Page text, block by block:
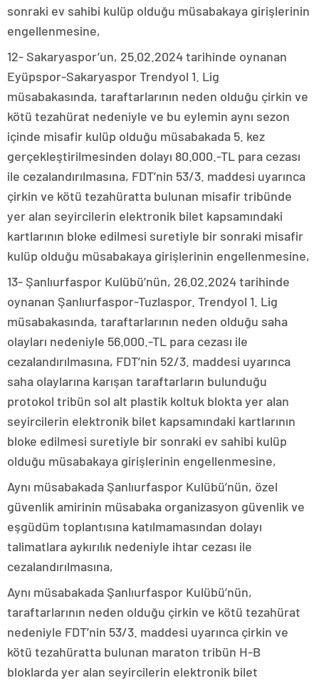
sonraki ev sahibi kulüp olduğu müsabakaya girişlerinin
engellenmesine,
12- Sakaryaspor’un, 25.02.2024 tarihinde oynanan
Eyüpspor-Sakaryaspor Trendyol 1. Lig
müsabakasında, taraftarlarının neden olduğu çirkin ve
kötü tezahürat nedeniyle ve bu eylemin aynı sezon
içinde misafir kulüp olduğu müsabakada 5. kez
gerçekleştirilmesinden dolayı 80.000.-TL para cezası
ile cezalandırılmasına, FDT’nin 53/3. maddesi uyarınca
çirkin ve kötü tezahüratta bulunan misafir tribünde
yer alan seyircilerin elektronik bilet kapsamındaki
kartlarının bloke edilmesi suretiyle bir sonraki misafir
kulüp olduğu müsabakaya girişlerinin engellenmesine,
13- Şanlıurfaspor Kulübü’nün, 26.02.2024 tarihinde
oynanan Şanlıurfaspor-Tuzlaspor. Trendyol 1. Lig
müsabakasında, taraftarlarının neden olduğu saha
olayları nedeniyle 56.000.-TL para cezası ile
cezalandırılmasına, FDT’nin 52/3. maddesi uyarınca
saha olaylarına karışan taraftarların bulunduğu
protokol tribün sol alt plastik koltuk blokta yer alan
seyircilerin elektronik bilet kapsamındaki kartlarının
bloke edilmesi suretiyle bir sonraki ev sahibi kulüp
olduğu müsabakaya girişlerinin engellenmesine,
Aynı müsabakada Şanlıurfaspor Kulübü’nün, özel
güvenlik amirinin müsabaka organizasyon güvenlik ve
eşgüdüm toplantısına katılmamasından dolayı
talimatlara aykırılık nedeniyle ihtar cezası ile
cezalandırılmasına,
Aynı müsabakada Şanlıurfaspor Kulübü’nün,
taraftarlarının neden olduğu çirkin ve kötü tezahürat
nedeniyle FDT’nin 53/3. maddesi uyarınca çirkin ve
kötü tezahüratta bulunan maraton tribün H-B
bloklarda yer alan seyircilerin elektronik bilet